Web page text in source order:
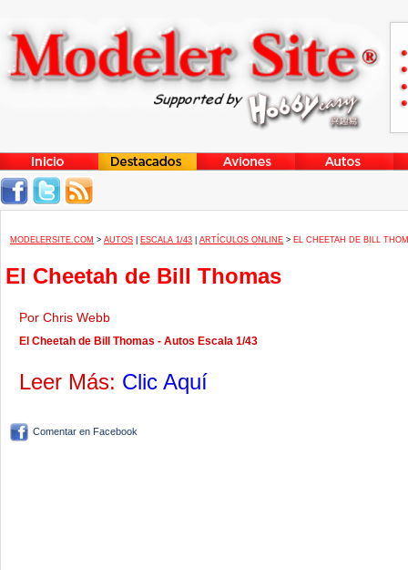
MODELERSITE.COM > AUTOS ESCALA 1/43 ARTÍCULOS ONLINE > EL CHEETAH DE BILL
El Cheetah de Bill Thomas
Por Chris Webb
El Cheetah de Bill Thomas - Autos Escala 1/43
Leer Más: Clic Aquí
Comentar en Facebook